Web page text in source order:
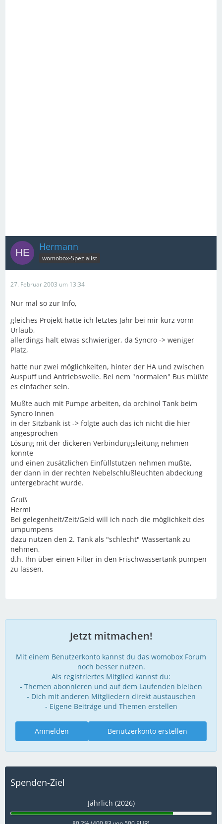
Hermann
womobox-Spezialist
27. Februar 2003 um 13:34
Nur mal so zur Info,
gleiches Projekt hatte ich letztes Jahr bei mir kurz vorm
Urlaub,
allerdings halt etwas schwieriger, da Syncro -> weniger
Platz,
hatte nur zwei möglichkeiten, hinter der HA und zwischen
Auspuff und Antriebswelle. Bei nem "normalen" Bus müßte
es einfacher sein.
Mußte auch mit Pumpe arbeiten, da orchinol Tank beim
Syncro Innen
in der Sitzbank ist -> folgte auch das ich nicht die hier
angesprochen
Lösung mit der dickeren Verbindungsleitung nehmen
konnte
und einen zusätzlichen Einfüllstutzen nehmen mußte,
der dann in der rechten Nebelschlußleuchten abdeckung
untergebracht wurde.
Gruß
Hermi
Bei gelegenheit/Zeit/Geld will ich noch die möglichkeit des
umpumpens
dazu nutzen den 2. Tank als "schlecht" Wassertank zu
nehmen,
d.h. Ihn über einen Filter in den Frischwassertank pumpen
zu lassen.
Jetzt mitmachen!
Mit einem Benutzerkonto kannst du das womobox Forum
noch besser nutzen.
Als registriertes Mitglied kannst du:
- Themen abonnieren und auf dem Laufenden bleiben
- Dich mit anderen Mitgliedern direkt austauschen
- Eigene Beiträge und Themen erstellen
Benutzerkonto erstellen
Anmelden
Spenden-Ziel
Jährlich (2026)